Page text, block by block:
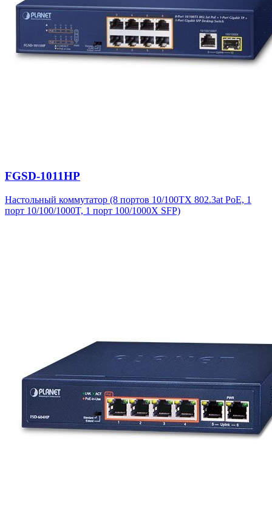
FGSD-1011HP
Настольный коммутатор (8 портов 10/100TX 802.3at PoE, 1
порт 10/100/1000T, 1 порт 100/1000X SFP)